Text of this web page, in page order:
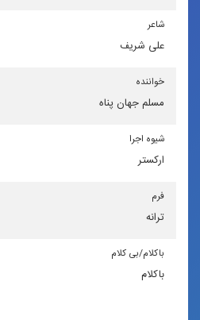
شاعر
علی شریف
خواننده
مسلم جهان پناه
شیوه اجرا
اركستر
فرم
ترانه
باكلام/بی كلام
باکلام